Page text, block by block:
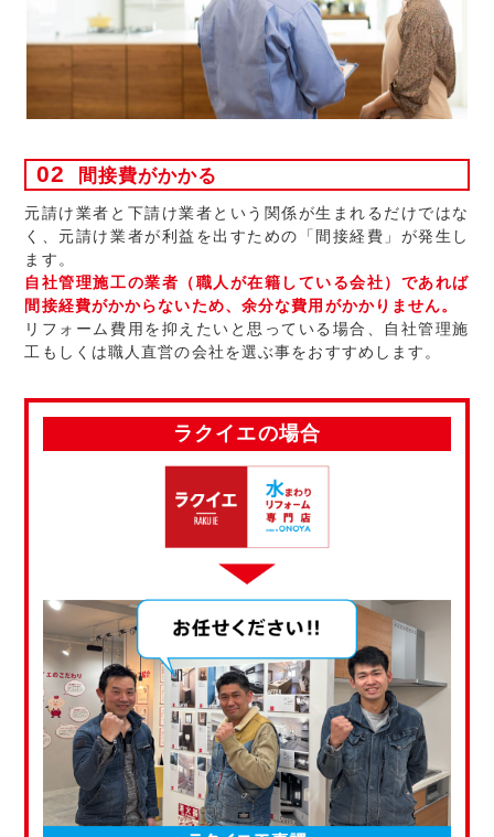
02 間接費がかかる
元請け業者と下請け業者という関係が生まれるだけではな
く、元請け業者が利益を出すための「間接経費」が発生し
ます。
自社管理施工の業者（職人が在籍している会社）であれば
間接経費がかからないため、余分な費用がかかりません。
リフォーム費用を抑えたいと思っている場合、自社管理施
工もしくは職人直営の会社を選ぶ事をおすすめします。
ラクイエの場合